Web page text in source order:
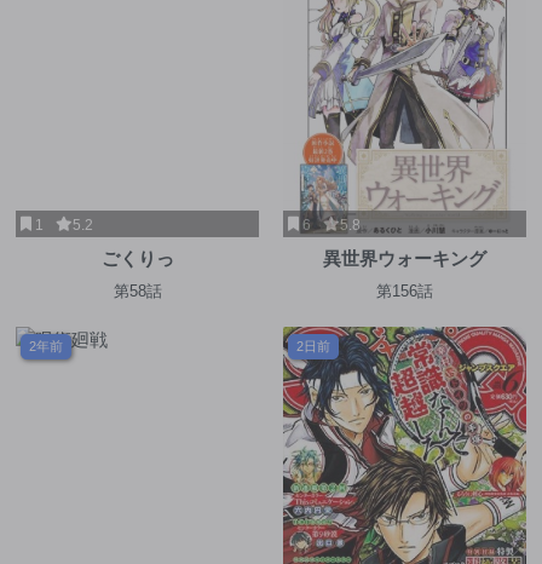
1 5.2
ごくりっ
第58話
6 5.8
異世界ウォーキング
第156話
2年前 2日前